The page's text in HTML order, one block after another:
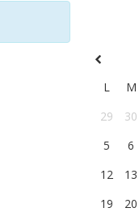
L M
29
30
5
6
12
13
19
20